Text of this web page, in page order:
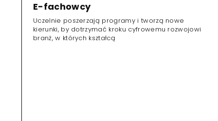
E-fachowcy
Uczelnie poszerzają programy i tworzą nowe
kierunki, by dotrzymać kroku cyfrowemu rozwojowi
branż, w których kształcą